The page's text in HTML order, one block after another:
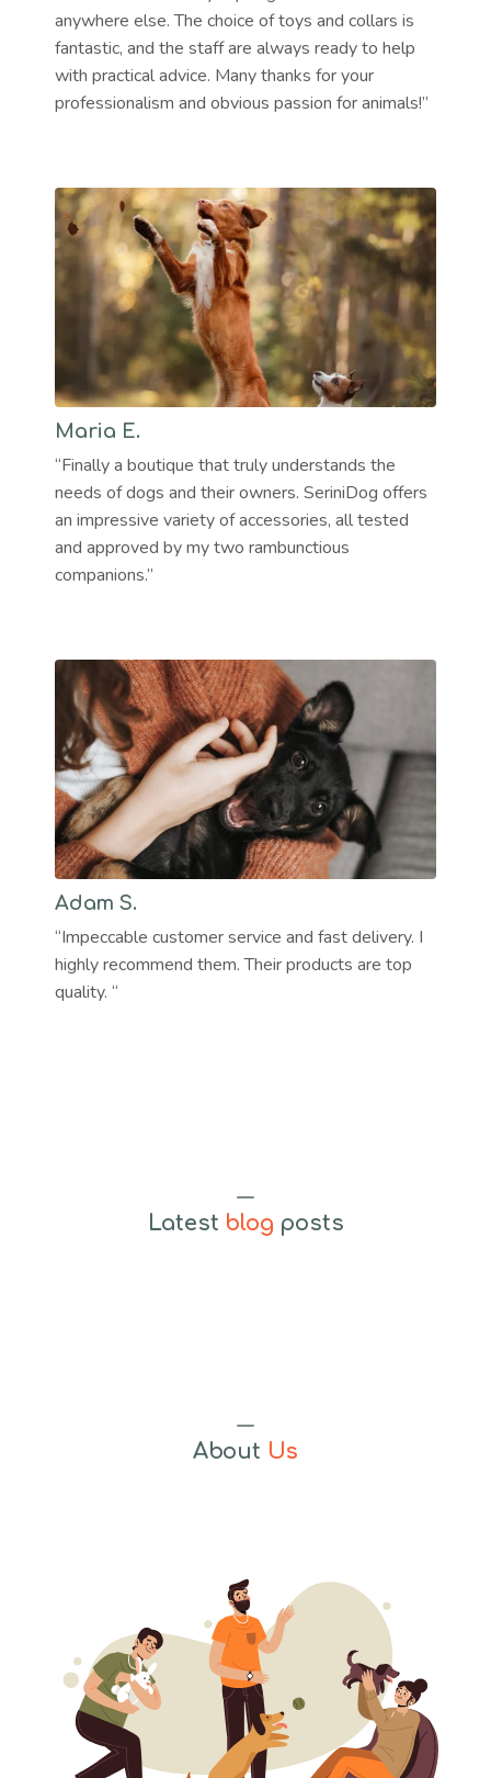
anywhere else. The choice of toys and collars is
fantastic, and the staff are always ready to help
with practical advice. Many thanks for your
professionalism and obvious passion for animals!”
Maria E.
“Finally a boutique that truly understands the
needs of dogs and their owners. SeriniDog offers
an impressive variety of accessories, all tested
and approved by my two rambunctious
companions.”
Adam S.
“Impeccable customer service and fast delivery. I
highly recommend them. Their products are top
quality. “
Latest blog posts
About Us